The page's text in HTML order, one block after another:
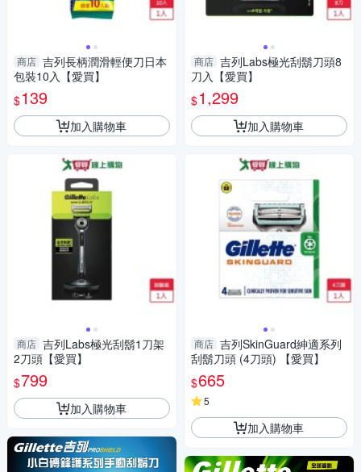
商店 吉列長柄潤滑輕便刀日本
包裝10入【愛買】
$139
加入購物車
商店 吉列Labs極光刮鬍1刀架
2刀頭【愛買】
$799
加入購物車
商店 吉列Labs極光刮鬍刀頭8
刀入【愛買】
$1,299
加入購物車
商店 吉列SkinGuard紳適系列
刮鬍刀頭 (4刀頭) 【愛買】
$665
5
加入購物車